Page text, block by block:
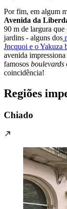
Por fim, em algum
Avenida da
90 m de largura que
jardins - alguns dos
Jncquoi e o Yakuza
avenida
famosos boulevards
coincidência!
Regiões
Chiado